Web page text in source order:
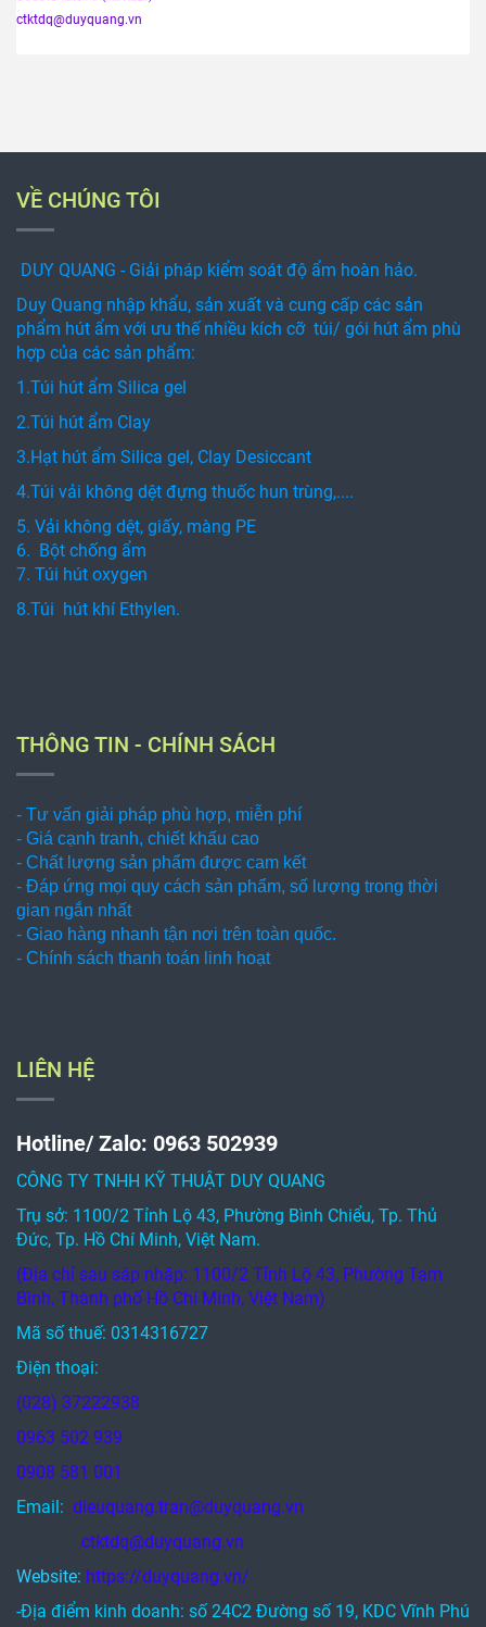
ctktdq@duyquang.vn
VỀ CHÚNG TÔI
DUY QUANG - Giải pháp kiểm soát độ ẩm hoàn hảo.
Duy Quang nhập khẩu, sản xuất và cung cấp các sản
phẩm hút ẩm với ưu thế nhiều kích cỡ túi/ gói hút ẩm phù
hợp của các sản phẩm:
1.Túi hút ẩm Silica gel
2.Túi hút ẩm Clay
3.Hạt hút ẩm Silica gel, Clay Desiccant
4.Túi vải không dệt đựng thuốc hun trùng,....
5. Vải không dệt, giấy, màng PE
6. Bột chống ẩm
7. Túi hút oxygen
8.Túi hút khí Ethylen.
THÔNG TIN - CHÍNH SÁCH
- Tư vấn giải pháp phù hợp, miễn phí
- Giá cạnh tranh, chiết khấu cao
- Chất lượng sản phẩm được cam kết
- Đáp ứng mọi quy cách sản phẩm, số lượng trong thời
gian ngắn nhất
- Giao hàng nhanh tận nơi trên toàn quốc.
- Chính sách thanh toán linh hoạt
LIÊN HỆ
Hotline/ Zalo: 0963 502939
CÔNG TY TNHH KỸ THUẬT DUY QUANG
Trụ sở: 1100/2 Tỉnh Lộ 43, Phường Bình Chiểu, Tp. Thủ
Đức, Tp. Hồ Chí Minh, Việt Nam.
(Địa chỉ sau sáp nhập: 1100/2 Tỉnh Lộ 43, Phường Tam
Bình, Thành phố Hồ Chí Minh, Việt Nam)
Mã số thuế: 0314316727
Điện thoại:
(028) 37222938
0963 502 939
0908 581 001
Email: dieuquang.tran@duyquang.vn
ctktdq@duyquang.vn
Website: https://duyquang.vn/
-Địa điểm kinh doanh: số 24C2 Đường số 19, KDC Vĩnh Phú